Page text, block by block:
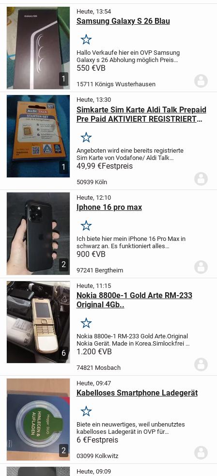
1
Heute, 13:54
Samsung Galaxy S 26 Blau
Merken
Hallo Verkaufe hier ein OVP Samsung
Galaxy s 26 Abholung möglich Preis
VB. Bei Interesse gerne melden.
550 €VB
15711 Königs Wusterhausen
1
Heute, 13:30
Simkarte Sim Karte Aldi Talk Prepaid
Pre Paid AKTIVIERT REGISTRIERT
Startguthaben
Merken
Angeboten wird eine bereits registrierte
Sim Karte von Vodafone/ Aldi Talk
etc Einlegen und los telefonieren.
Menschen die vielleicht momentan
keinen gültigen Ausweis haben und somit
gehindert...
49,99 €Festpreis
50939 Köln
2
Heute, 12:10
Iphone 16 pro max
Merken
Ich biete hier mein iPhone 16 Pro Max in
schwarz an. Es funktioniert alles
einwandfrei. Da ich mit Apple nicht
auf Android umsteigen möchte.
deswegen...
900 €VB
97241 Bergtheim
6
Heute, 11:15
Nokia 8800e-1 Gold Arte RM-233
Original 4Gb..
Merken
Nokia 8800e-1 RM-233 Gold Arte.Original
Nokia Gerät. Made in Korea.Simlockfrei –
funktioniert mit allen
233 Gold Arte 4Gb. Handy
1.200 €VB
74821 Mosbach
2
Heute, 09:47
Kabelloses Smartphone Ladegerät
Merken
Biete ein neuwertiges, weil unbenutztes
kabelloses Ladegerät in OVP für
Smartphones oder andere für Induktion
geeignete Geräte. Dabei sind das
passende Ladekabel und die
6 €Festpreis
03099 Kolkwitz
Heute, 09:09